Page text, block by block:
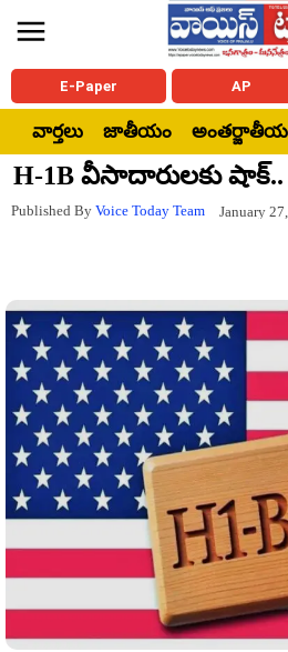
E-Paper AP
వార్తలు జాతీయం
H-1B వీసాదారులకు షాక్..
Published By Voice Today Team January